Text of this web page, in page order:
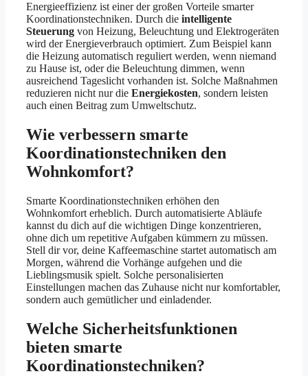
Energieeffizienz ist einer der großen Vorteile smarter
Koordinationstechniken. Durch die intelligente
Steuerung von Heizung, Beleuchtung und Elektrogeräten
wird der Energieverbrauch optimiert. Zum Beispiel kann
die Heizung automatisch reguliert werden, wenn niemand
zu Hause ist, oder die Beleuchtung dimmen, wenn
ausreichend Tageslicht vorhanden ist. Solche Maßnahmen
reduzieren nicht nur die Energiekosten, sondern leisten
auch einen Beitrag zum Umweltschutz.
Wie verbessern smarte
Koordinationstechniken den
Wohnkomfort?
Smarte Koordinationstechniken erhöhen den
Wohnkomfort erheblich. Durch automatisierte Abläufe
kannst du dich auf die wichtigen Dinge konzentrieren,
ohne dich um repetitive Aufgaben kümmern zu müssen.
Stell dir vor, deine Kaffeemaschine startet automatisch am
Morgen, während die Vorhänge aufgehen und die
Lieblingsmusik spielt. Solche personalisierten
Einstellungen machen das Zuhause nicht nur komfortabler,
sondern auch gemütlicher und einladender.
Welche Sicherheitsfunktionen
bieten smarte
Koordinationstechniken?